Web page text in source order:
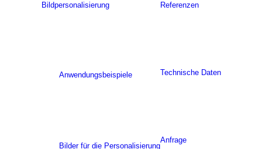
Bildpersonalisierung
Anwendungsbeispiele
Bilder für die Personalisierung
Referenzen
Technische Daten
Anfrage